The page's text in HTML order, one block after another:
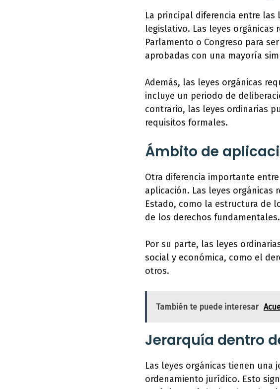
La principal diferencia entre las
legislativo. Las leyes
Parlamento o Congreso para
aprobadas con una mayoría
Además, las leyes orgánicas
incluye un periodo de
contrario, las leyes ordinarias
requisitos formales.
Ámbito de
Otra diferencia importante
aplicación. Las leyes
Estado, como la estructura de
de los derechos fundamentales.
Por su parte, las leyes
social y económica, como el
otros.
También te puede interesar
Jerarquía dentro
Las leyes orgánicas tienen
ordenamiento jurídico. Esto